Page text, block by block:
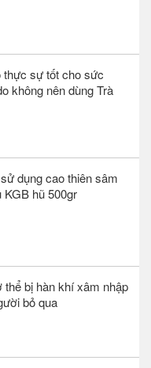
thực sự tốt cho sức
không nên dùng Trà
dụng cao thiên sâm
KGB hũ 500gr
thể bị hàn khí xâm nhập
bỏ qua